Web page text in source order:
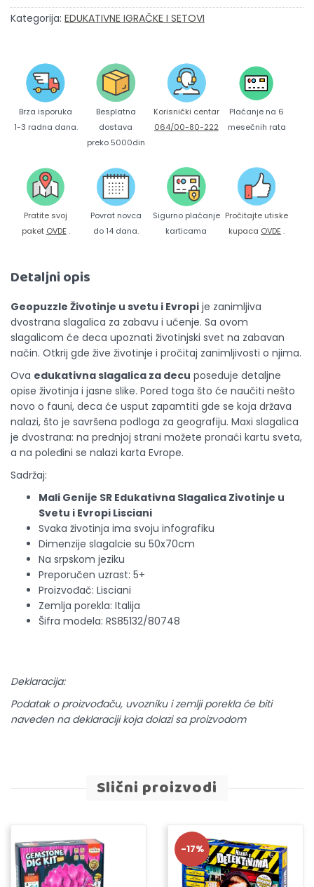
Kategorija: EDUKATIVNE IGRAČKE I SETOVI
Brza isporuka
1-3 radna dana.
Besplatna
dostava
preko 5000din
Korisnički centar
064/00-80-222
Plaćanje na 6
mesečnih rata
Pratite svoj
paket OVDE .
Povrat novca
do 14 dana.
Sigurno plaćanje
karticama
Pročitajte utiske
kupaca OVDE .
Detaljni opis
Geopuzzle Životinje u svetu i Evropi je zanimljiva
dvostrana slagalica za zabavu i učenje. Sa ovom
slagalicom će deca upoznati životinjski svet na zabavan
način. Otkrij gde žive životinje i pročitaj zanimljivosti o njima.
Ova edukativna slagalica za decu poseduje detaljne
opise životinja i jasne slike. Pored toga što će naučiti nešto
novo o fauni, deca će usput zapamtiti gde se koja država
nalazi, što je savršena podloga za geografiju. Maxi slagalica
je dvostrana: na prednjoj strani možete pronaći kartu sveta,
a na poleđini se nalazi karta Evrope.
Sadržaj:
Mali Genije SR Edukativna Slagalica Zivotinje u
Svetu i Evropi Lisciani
Svaka životinja ima svoju infografiku
Dimenzije slagalcie su 50x70cm
Na srpskom jeziku
Preporučen uzrast: 5+
Proizvođač: Lisciani
Zemlja porekla: Italija
Šifra modela: RS85132/80748
Deklaracija:
Podatak o proizvođaču, uvozniku i zemlji porekla će biti
naveden na deklaraciji koja dolazi sa proizvodom
Slični proizvodi
-17%